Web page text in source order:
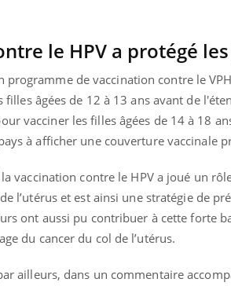
le HPV a protégé
programme de vaccination contre le
filles âgées de 12 à 13 ans avant de
vacciner les filles âgées de 14 à 18
à afficher une couverture vaccinale
vaccination contre le HPV a joué un
l’utérus et est ainsi une stratégie de
ont aussi pu contribuer à cette forte
du cancer du col de l’utérus.
ailleurs, dans un commentaire
de
Youtube
Un « jumeau numérique » pour
faciliter l’accès à la médecine
Un établissement lié à un groupe
mutualiste innove en matière de bilan
santé : l'utilisation d'un « jumeau
numérique » permet ...